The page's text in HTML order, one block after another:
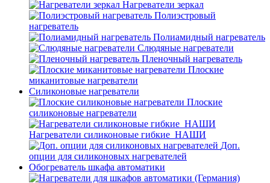
Нагреватели зеркал
Полиэстровый
нагреватель
Полиамидный нагреватель
Слюдяные нагреватели
Пленочный нагреватель
Плоские
миканитовые нагреватели
Силиконовые нагреватели
Плоские
силиконовые нагреватели
Нагреватели силиконовые гибкие_НАШИ
Доп.
опции для силиконовых нагревателей
Обогреватель шкафа автоматики